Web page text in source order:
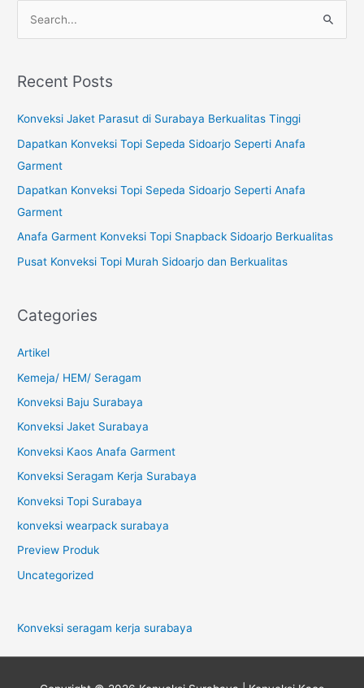
r
r
:
Recent Posts
Konveksi Jaket Parasut di Surabaya Berkualitas Tinggi
Dapatkan Konveksi Topi Sepeda Sidoarjo Seperti Anafa
Garment
Dapatkan Konveksi Topi Sepeda Sidoarjo Seperti Anafa
Garment
Anafa Garment Konveksi Topi Snapback Sidoarjo Berkualitas
Pusat Konveksi Topi Murah Sidoarjo dan Berkualitas
Categories
Artikel
Kemeja/ HEM/ Seragam
Konveksi Baju Surabaya
Konveksi Jaket Surabaya
Konveksi Kaos Anafa Garment
Konveksi Seragam Kerja Surabaya
Konveksi Topi Surabaya
konveksi wearpack surabaya
Preview Produk
Uncategorized
Konveksi seragam kerja surabaya